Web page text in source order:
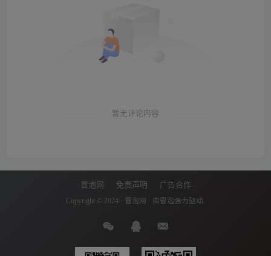
暂无评论内容
冒泡网 免责声明 广告合作
Copyright © 2024 · 冒泡网 · 由 冒泡 强力驱动.